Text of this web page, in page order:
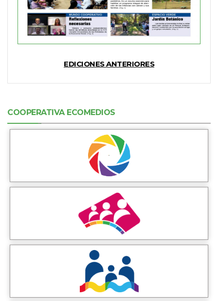
EDICIONES ANTERIORES
COOPERATIVA ECOMEDIOS